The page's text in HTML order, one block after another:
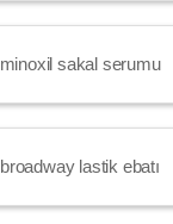
minoxil sakal serumu
broadway lastik ebatı